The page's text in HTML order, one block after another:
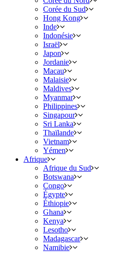
Corée du Sud
Hong Kong
Inde
Indonésie
Israël
Japon
Jordanie
Macau
Malaisie
Maldives
Myanmar
Philippines
Singapour
Sri Lanka
Thaïlande
Vietnam
Yémen
Afrique
Afrique du Sud
Botswana
Congo
Égypte
Éthiopie
Ghana
Kenya
Lesotho
Madagascar
Namibie